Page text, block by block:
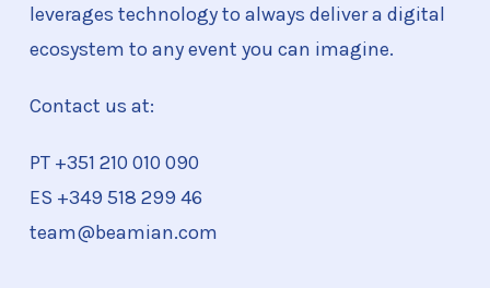
leverages technology to always deliver a digital
ecosystem to any event you can imagine.
Contact us at:
PT +351 210 010 090
ES +349 518 299 46
team@beamian.com